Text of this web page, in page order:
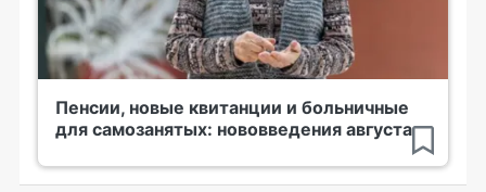
Пенсии, новые квитанции и больничные
для самозанятых: нововведения августа